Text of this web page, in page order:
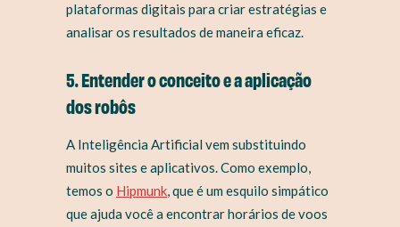
plataformas digitais para criar estratégias e
analisar os resultados de maneira eficaz.
5. Entender o conceito e a aplicação
dos robôs
A Inteligência Artificial vem substituindo
muitos sites e aplicativos. Como exemplo,
temos o Hipmunk, que é um esquilo simpático
que ajuda você a encontrar horários de voos